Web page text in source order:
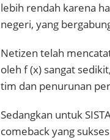
lebih rendah karena
negeri, yang
Netizen telah
oleh f (x) sangat
tim dan penurunan
Sedangkan untuk
comeback yang